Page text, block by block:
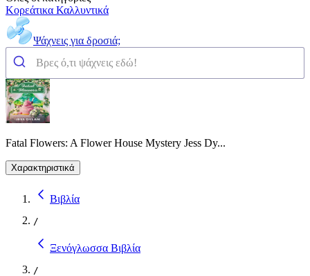
Κορεάτικα Καλλυντικά
Ψάχνεις για δροσιά;
Fatal Flowers: A Flower House Mystery Jess Dy...
Χαρακτηριστικά
Βιβλία
/
Ξενόγλωσσα Βιβλία
/